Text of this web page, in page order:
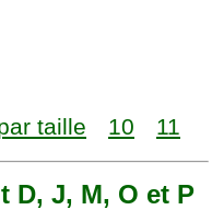
taille 10 11
D, J, M, O et P